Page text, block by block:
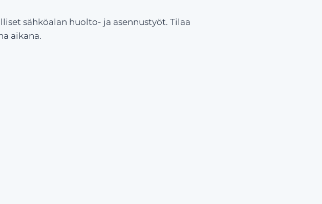
sähköalan huolto- ja asennustyöt. Tilaa
aikana.